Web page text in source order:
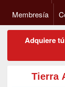
Membresía
Adquiere
Tierra